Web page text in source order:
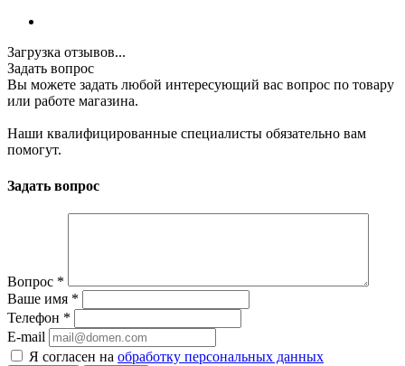
Загрузка отзывов...
Задать вопрос
Вы можете задать любой интересующий вас вопрос по товару
или работе магазина.
Наши квалифицированные специалисты обязательно вам
помогут.
Задать вопрос
Вопрос *
Ваше имя *
Телефон *
E-mail
Я согласен на обработку персональных данных